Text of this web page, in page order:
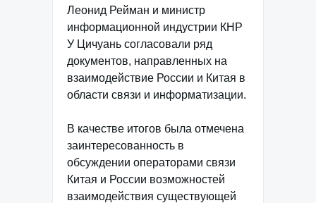
Леонид Рейман и министр
информационной индустрии КНР
У Цичуань согласовали ряд
документов, направленных на
взаимодействие России и Китая в
области связи и информатизации.
В качестве итогов была отмечена
заинтересованность в
обсуждении операторами связи
Китая и России возможностей
взаимодействия существующей